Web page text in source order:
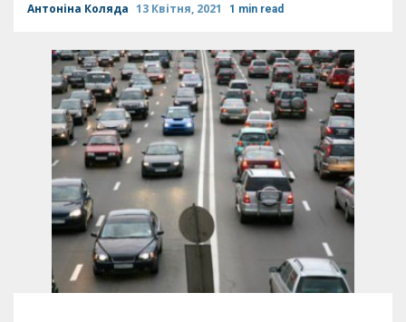
Антоніна Коляда 13 Квітня, 2021 1 min read